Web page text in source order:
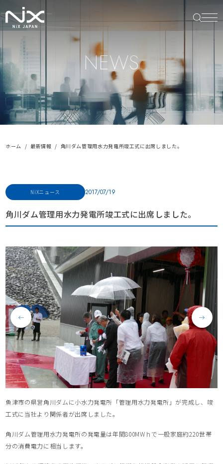
NEWS
ホーム 最新情報 角川ダム管理用水力発電所竣工式に出席しました。
NiXニュース 2017/07/19
角川ダム管理用水力発電所竣工式に出席しました。
魚津市の県営角川ダムに小水力発電所「管理用水力発電所」が完成し、竣
工式に当社より関係者が出席しました。
角川ダム管理用水力発電所の発電量は年間800MWｈで一般家庭約220世帯
分の消費電力に相当します。